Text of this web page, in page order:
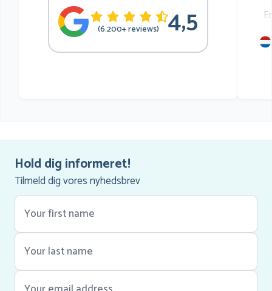
(6.200+ reviews) 4,5
Hold dig informeret!
Tilmeld dig vores nyhedsbrev